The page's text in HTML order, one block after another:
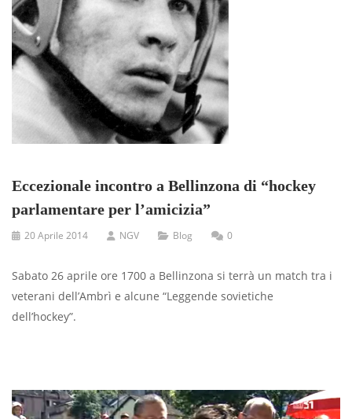
Eccezionale incontro a Bellinzona di “hockey
parlamentare per l’amicizia”
20 Aprile 2014 NGV Blog 0
Sabato 26 aprile ore 1700 a Bellinzona si terrà un match tra i
veterani dell’Ambrì e alcune “Leggende sovietiche
dell’hockey”.